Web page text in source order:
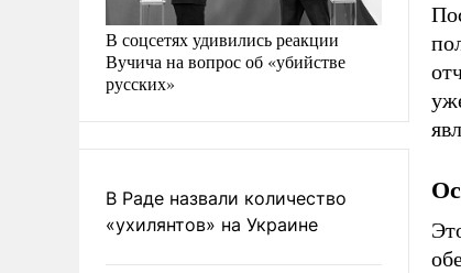
В соцсетях удивились реакции
Вучича на вопрос об «убийстве
русских»
В Раде назвали количество
«ухилянтов» на Украине